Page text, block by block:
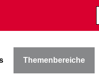
Themenbereiche